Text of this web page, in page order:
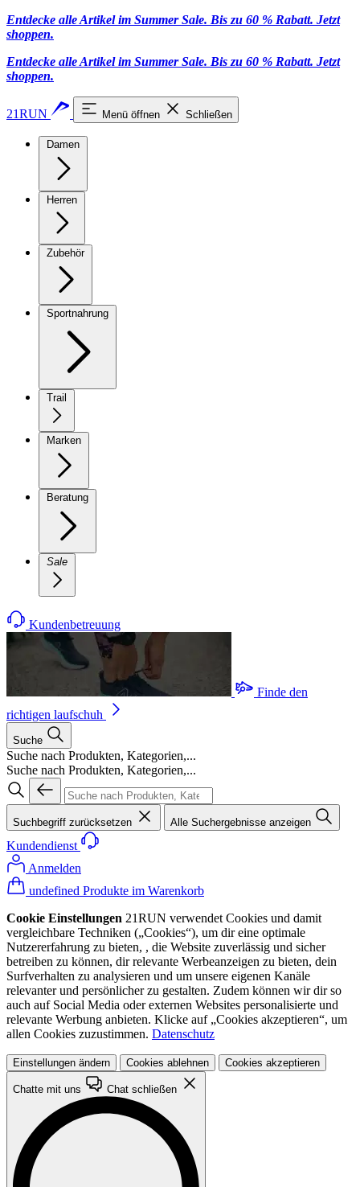
Entdecke alle Artikel im Summer Sale. Bis zu 60 % Rabatt. Jetzt
shoppen.
Entdecke alle Artikel im Summer Sale. Bis zu 60 % Rabatt. Jetzt
shoppen.
21RUN Menü öffnen Schließen
Damen
Herren
Zubehör
Sportnahrung
Trail
Marken
Beratung
Sale
Kundenbetreuung
Finde den
richtigen laufschuh
Suche
Suche nach Produkten, Kategorien,...
Suche nach Produkten, Kategorien,...
Suchbegriff zurücksetzen Alle Suchergebnisse anzeigen
Kundendienst
Anmelden
undefined Produkte im Warenkorb
Cookie Einstellungen 21RUN verwendet Cookies und damit
vergleichbare Techniken („Cookies“), um dir eine optimale
Nutzererfahrung zu bieten, , die Website zuverlässig und sicher
betreiben zu können, dir relevante Werbeanzeigen zu bieten, dein
Surfverhalten zu analysieren und um unsere eigenen Kanäle
relevanter und persönlicher zu gestalten. Zudem können wir dir so
auch auf Social Media oder externen Websites personalisierte und
relevante Werbung anbieten. Klicke auf „Cookies akzeptieren“, um
allen Cookies zuzustimmen. Datenschutz
Einstellungen ändern Cookies ablehnen Cookies akzeptieren
Chatte mit uns Chat schließen